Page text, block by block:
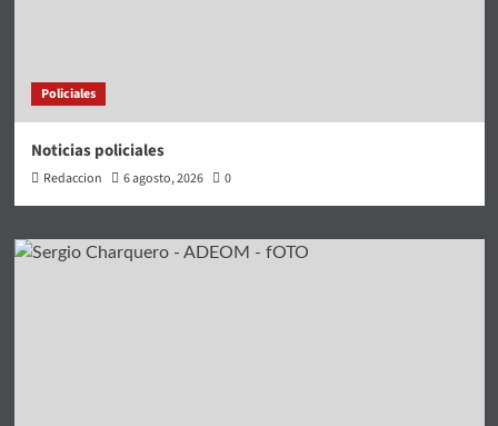
Policiales
Noticias policiales
Redaccion 6 agosto, 2026 0